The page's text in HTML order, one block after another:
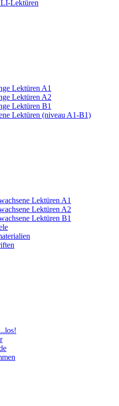
Lektüren
Lektüren A1
Lektüren A2
Lektüren B1
Lektüren (niveau A1-B1)
Lektüren A1
Lektüren A2
Lektüren B1